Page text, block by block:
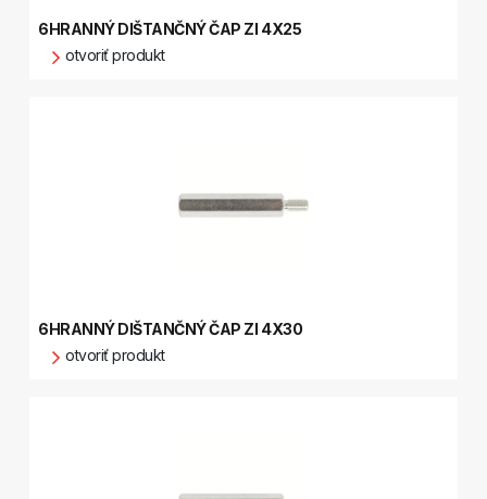
6HRANNÝ DIŠTANČNÝ ČAP ZI 4X25
otvoriť produkt
6HRANNÝ DIŠTANČNÝ ČAP ZI 4X30
otvoriť produkt